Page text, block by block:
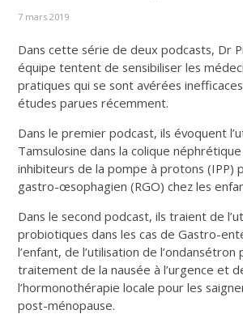
7 mars 2019
Dans cette série de deux podcasts, Dr
équipe tentent de sensibiliser les
pratiques qui se sont avérées
études parues récemment.
Dans le premier podcast, ils évoquent
Tamsulosine dans la colique
inhibiteurs de la pompe à protons (IPP)
gastro-œsophagien (RGO) chez les
Dans le second podcast, ils traient de
probiotiques dans les cas de Gastro-
l’enfant, de l’utilisation de l’ondansétron
traitement de la nausée à l’urgence et
l’hormonothérapie locale pour les
post-ménopause.